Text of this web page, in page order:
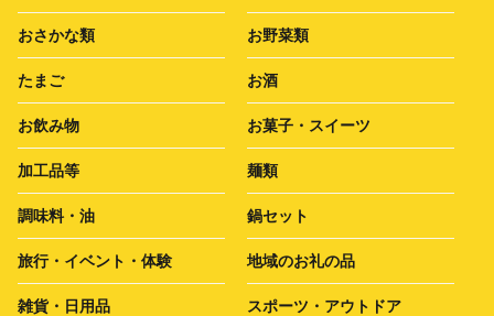
おさかな類 お野菜類
たまご お酒
お飲み物 お菓子・スイーツ
加工品等 麺類
調味料・油 鍋セット
旅行・イベント・体験 地域のお礼の品
雑貨・日用品 スポーツ・アウトドア